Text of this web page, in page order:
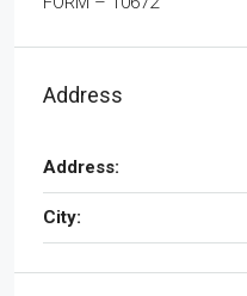
Address
Address:
City: